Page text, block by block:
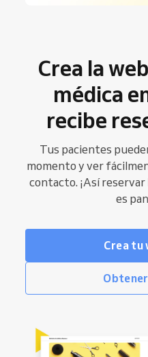
Crea la
médica
recibe
Tus pacientes
momento y ver
contacto. ¡Así
es
Crea tu